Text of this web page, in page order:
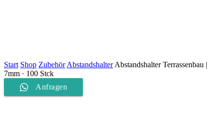
Start Shop Zubehör Abstandshalter Abstandshalter Terrassenbau |
7mm · 100 Stck
Anfragen